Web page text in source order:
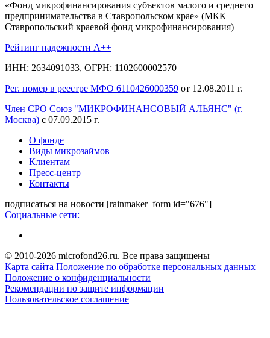
«Фонд микрофинансирования субъектов малого и среднего
предпринимательства в Ставропольском крае» (МКК
Ставропольский краевой фонд микрофинансирования)
Рейтинг надежности A++
ИНН: 2634091033, ОГРН: 1102600002570
Рег. номер в реестре МФО 6110426000359 от 12.08.2011 г.
Член СРО Союз "МИКРОФИНАНСОВЫЙ АЛЬЯНС" (г.
Москва) с 07.09.2015 г.
О фонде
Виды микрозаймов
Клиентам
Пресс-центр
Контакты
подписаться на новости [rainmaker_form id="676"]
Социальные сети:
© 2010-2026 microfond26.ru. Все права защищены
Карта сайта Положение по обработке персональных данных
Положение о конфиденциальности
Рекомендации по защите информации
Пользовательское соглашение